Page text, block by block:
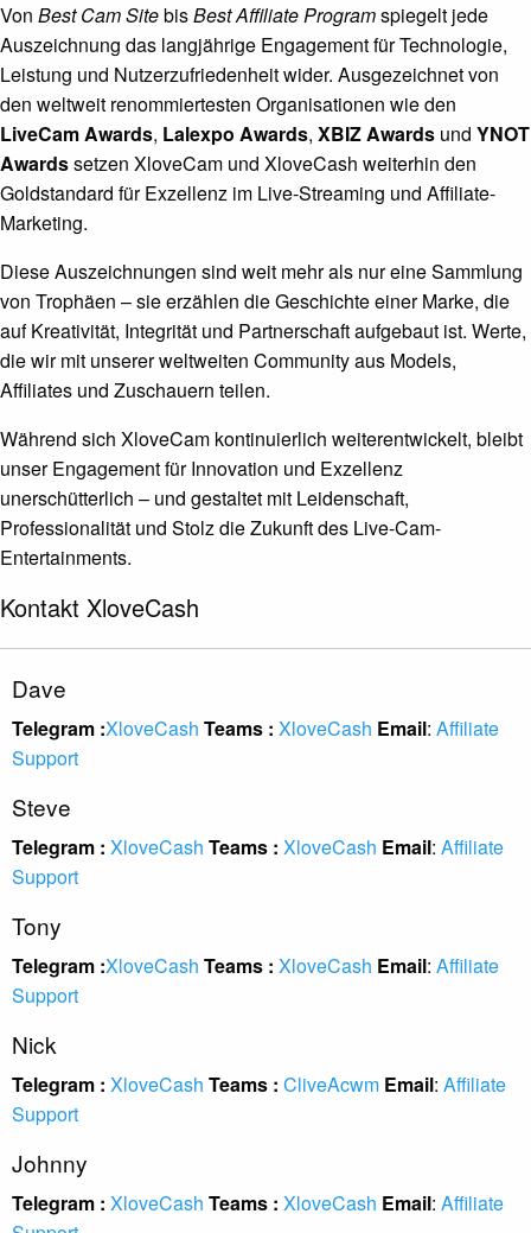
Von Best Cam SitebisBest Affiliate Programspiegelt jede
Auszeichnung das langjährige Engagement für Technologie,
Leistung und Nutzerzufriedenheit wider. Ausgezeichnet von
den weltweit renommiertesten Organisationen wie den
LiveCam Awards, Lalexpo Awards, XBIZ Awards und YNOT
Awardssetzen XloveCam und XloveCash weiterhin den
Goldstandard für Exzellenz im Live-Streaming und Affiliate-
Marketing.
Diese Auszeichnungen sind weit mehr als nur eine Sammlung
von Trophäen – sie erzählen die Geschichte einer Marke, die
auf Kreativität, Integrität und Partnerschaft aufgebaut ist. Werte,
die wir mit unserer weltweiten Community aus Models,
Affiliates und Zuschauern teilen.
Während sich XloveCam kontinuierlich weiterentwickelt, bleibt
unser Engagement für Innovation und Exzellenz
unerschütterlich – und gestaltet mit Leidenschaft,
Professionalität und Stolz die Zukunft des Live-Cam-
Entertainments.
Kontakt XloveCash
Dave
Telegram :XloveCash Teams : XloveCash Email: Affiliate
Support
Steve
Telegram : XloveCash Teams : XloveCash Email: Affiliate
Support
Tony
Telegram :XloveCash Teams : XloveCash Email: Affiliate
Support
Nick
Telegram : XloveCash Teams : CliveAcwm Email: Affiliate
Support
Johnny
Telegram : XloveCash Teams : XloveCash Email: Affiliate